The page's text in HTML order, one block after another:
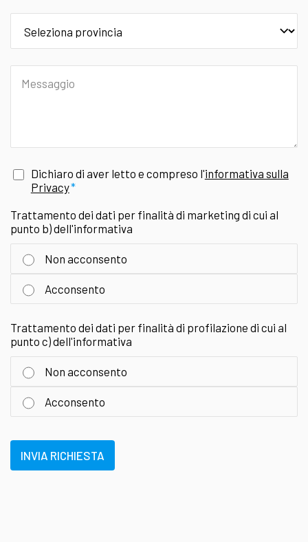
Messaggio
Dichiaro di aver letto e compreso l'informativa sulla
Privacy
Trattamento dei dati per finalità di marketing di cui al
punto b) dell'informativa
Non acconsento
Acconsento
Trattamento dei dati per finalità di profilazione di cui al
punto c) dell'informativa
Non acconsento
Acconsento
INVIA RICHIESTA